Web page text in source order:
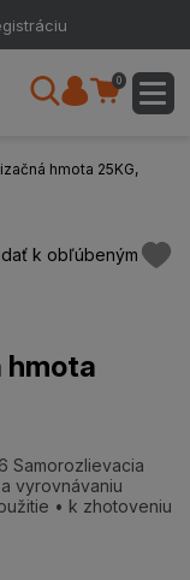
0
hmota 25KG,
k obľúbeným
hmota
Samorozlievacia
vyrovnávaniu
• k zhotoveniu